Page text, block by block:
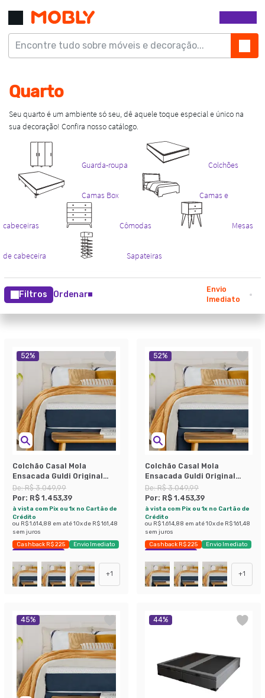
Filtros Ordenar
Envio
Imediato
52%
Colchão Casal Mola
Ensacada Guldi Original
Firme (25x138x188) Azul e
Branco
De:R$ 3.049,99
Por: R$ 1.453,39
à vista com Pix ou 1x no Cartão de
Crédito
ou R$ 1.614,88 em até10x de R$ 161,48
sem juros
Cashback R$ 225
Envio Imediato
Exclusivo Mobly
+1
52%
Colchão Casal Mola
Ensacada Guldi Original
Macio (25x138x188) Azul e
Branco
De:R$ 3.049,99
Por: R$ 1.453,39
à vista com Pix ou 1x no Cartão de
Crédito
ou R$ 1.614,88 em até10x de R$ 161,48
sem juros
Cashback R$ 225
Envio Imediato
Exclusivo Mobly
+1
45% 44%